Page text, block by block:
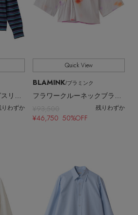
りわずか
Quick View
BLAMINK/ブラミンク
¥93,500 残りわずか
¥46,750 50%OFF